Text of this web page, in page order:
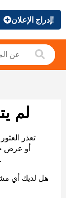
إدراج الإعلان!
لم
تعذر
الخاصة بنا لمساعدتك في العثور على ما تريد.
هل لديك أي